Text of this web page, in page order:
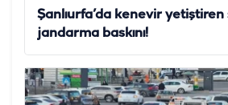
Şanlıurfa’da kenevir
jandarma baskını!